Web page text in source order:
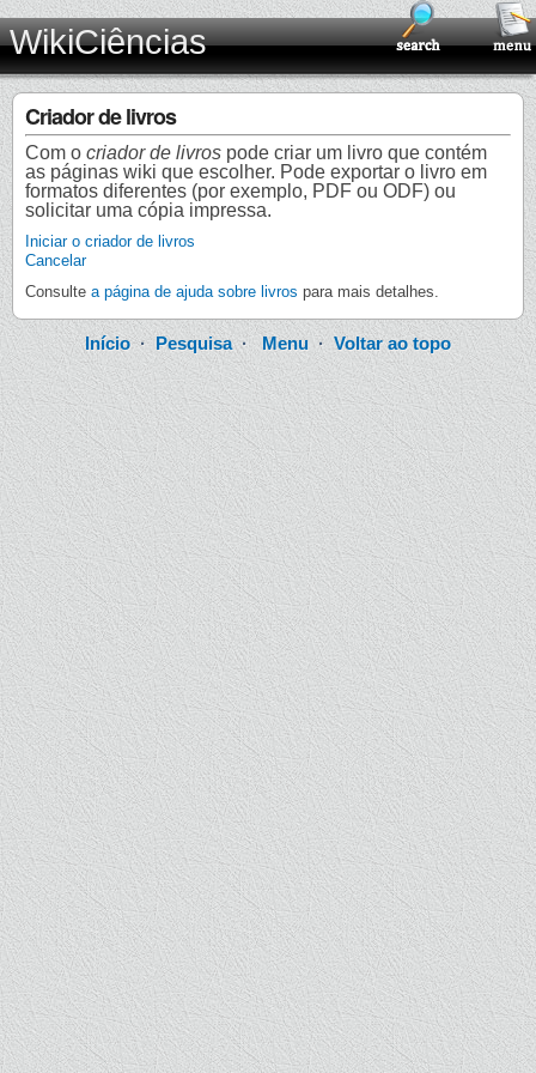
WikiCiências
Criador de livros
Com o criador de livros pode criar um livro que contém
as páginas wiki que escolher. Pode exportar o livro em
formatos diferentes (por exemplo, PDF ou ODF) ou
solicitar uma cópia impressa.
Iniciar o criador de livros
Cancelar
Consulte a página de ajuda sobre livros para mais detalhes.
Início· Pesquisa·Menu · Voltar ao topo